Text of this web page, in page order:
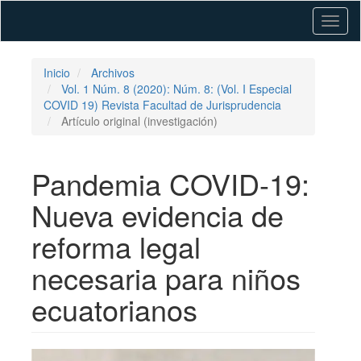
Contenido
Barra
lateral
Inicio
Archivos
Vol. 1 Núm. 8 (2020): Núm. 8: (Vol. I Especial
COVID 19) Revista Facultad de Jurisprudencia
Artículo original (investigación)
Pandemia COVID-19:
Nueva evidencia de
reforma legal
necesaria para niños
ecuatorianos